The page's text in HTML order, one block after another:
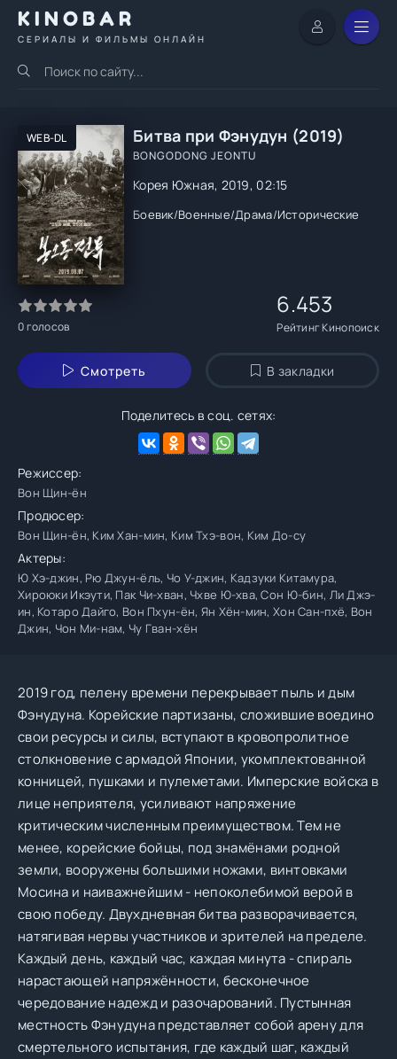
KINOBAR
СЕРИАЛЫ И ФИЛЬМЫ ОНЛАЙН
WEB-DL Битва при Фэнудун (2019)
BONGODONG JEONTU
Корея Южная, 2019, 02:15
Боевик/Военные/Драма/Исторические
0голосов
6.453
Рейтинг Кинопоиск
Смотреть В закладки
Поделитесь в соц. сетях:
Режиссер:
Вон Щин-ён
Продюсер:
Вон Щин-ён, Ким Хан-мин, Ким Тхэ-вон, Ким До-су
Актеры:
Ю Хэ-джин, Рю Джун-ёль, Чо У-джин, Кадзуки Китамура,
Хироюки Икэути, Пак Чи-хван, Чхве Ю-хва, Сон Ю-бин, Ли Джэ-
ин, Котаро Дайго, Вон Пхун-ён, Ян Хён-мин, Хон Сан-пхё, Вон
Джин, Чон Ми-нам, Чу Гван-хён
2019 год, пелену времени перекрывает пыль и дым
Фэнудунa. Корейские партизаны, сложившие воедино
свои ресурсы и силы, вступают в кровопролитное
столкновение с армадой Японии, укомплектованной
конницей, пушками и пулеметами. Имперские войска в
лице неприятеля, усиливают напряжение
критическим численным преимуществом. Тем не
менее, корейские бойцы, под знамёнами родной
земли, вооружены большими ножами, винтовками
Мосина и наиважнейшим - непоколебимой верой в
свою победу. Двухдневная битва разворачивается,
натягивая нервы участников и зрителей на пределе.
Каждый день, каждый час, каждая минута - спираль
нарастающей напряжённости, бесконечное
чередование надежд и разочарований. Пустынная
местность Фэнудунa представляет собой арену для
смертельного испытания, где каждый шаг, каждый